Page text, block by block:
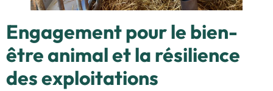
Engagement pour le bien-
être animal et la résilience
des exploitations